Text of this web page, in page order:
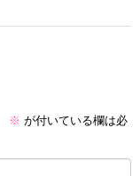
※ が付いている欄は必